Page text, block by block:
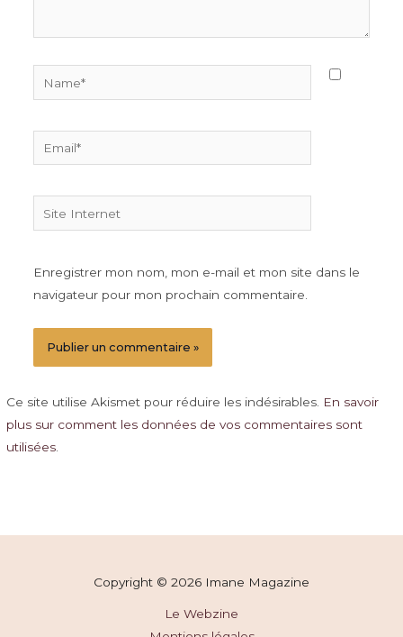
Site
Internet
Enregistrer mon nom, mon e-mail et mon site dans le
navigateur pour mon prochain commentaire.
Ce site utilise Akismet pour réduire les indésirables. En savoir
plus sur comment les données de vos commentaires sont
utilisées
Copyright © 2026 Imane Magazine
Le Webzine